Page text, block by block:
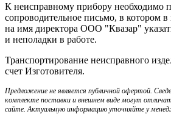
К неисправному прибору необходимо
сопроводительное письмо, в котором
на имя директора ООО "Квазар"
и неполадки в работе.
Транспортирование неисправного
счет Изготовителя.
Предложение не является публичной офертой.
комплекте поставки и внешнем виде могут
сайте. Актуальную информацию уточняйте у